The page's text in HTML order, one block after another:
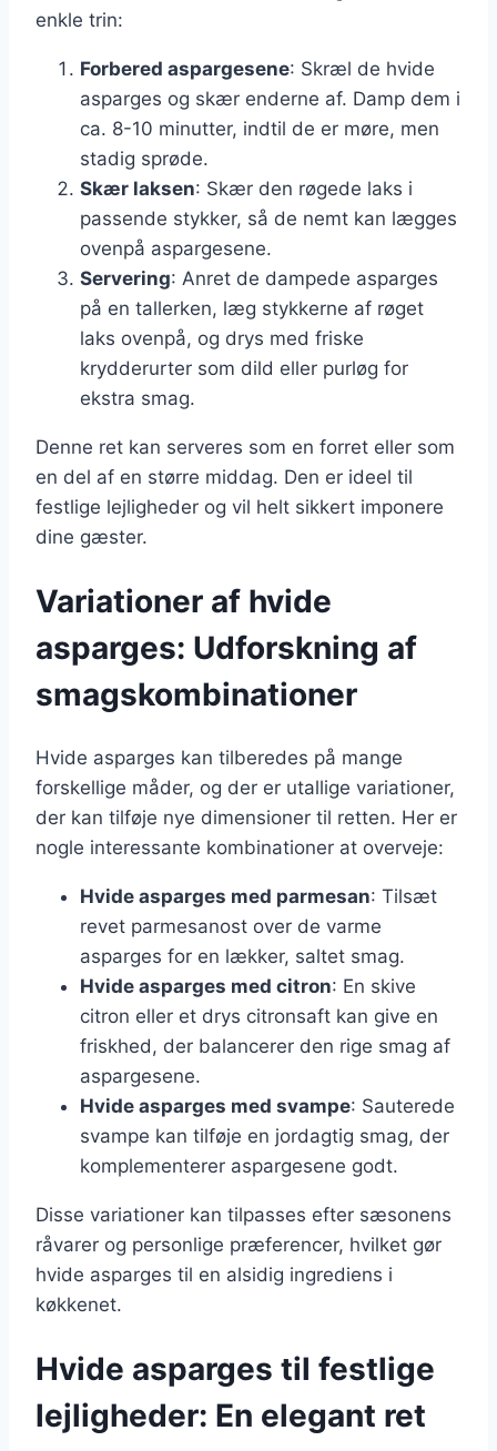
enkle trin:
Forbered aspargesene: Skræl de hvide
asparges og skær enderne af. Damp dem i
ca. 8-10 minutter, indtil de er møre, men
stadig sprøde.
Skær laksen: Skær den røgede laks i
passende stykker, så de nemt kan lægges
ovenpå aspargesene.
Servering: Anret de dampede asparges
på en tallerken, læg stykkerne af røget
laks ovenpå, og drys med friske
krydderurter som dild eller purløg for
ekstra smag.
Denne ret kan serveres som en forret eller som
en del af en større middag. Den er ideel til
festlige lejligheder og vil helt sikkert imponere
dine gæster.
Variationer af hvide
asparges: Udforskning af
smagskombinationer
Hvide asparges kan tilberedes på mange
forskellige måder, og der er utallige variationer,
der kan tilføje nye dimensioner til retten. Her er
nogle interessante kombinationer at overveje:
Hvide asparges med parmesan: Tilsæt
revet parmesanost over de varme
asparges for en lækker, saltet smag.
Hvide asparges med citron: En skive
citron eller et drys citronsaft kan give en
friskhed, der balancerer den rige smag af
aspargesene.
Hvide asparges med svampe: Sauterede
svampe kan tilføje en jordagtig smag, der
komplementerer aspargesene godt.
Disse variationer kan tilpasses efter sæsonens
råvarer og personlige præferencer, hvilket gør
hvide asparges til en alsidig ingrediens i
køkkenet.
Hvide asparges til festlige
lejligheder: En elegant ret